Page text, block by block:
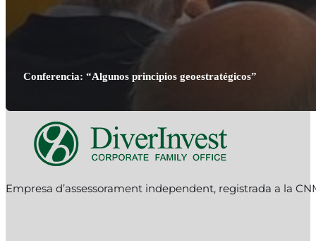
Conferencia: “Algunos principios geoestratégicos”
Empresa d’assessorament independent, registrada a la